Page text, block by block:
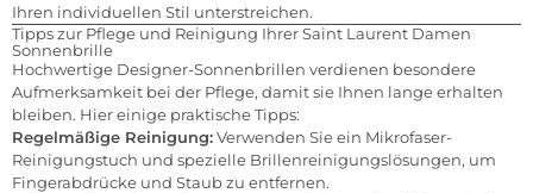
Ihren individuellen Stil unterstreichen.
Tipps zur Pflege und Reinigung Ihrer Saint Laurent Damen
Sonnenbrille
Hochwertige Designer-Sonnenbrillen verdienen besondere
Aufmerksamkeit bei der Pflege, damit sie Ihnen lange erhalten
bleiben. Hier einige praktische Tipps:
Regelmäßige Reinigung:Verwenden Sie ein Mikrofaser-
Reinigungstuch und spezielle Brillenreinigungslösungen, um
Fingerabdrücke und Staub zu entfernen.